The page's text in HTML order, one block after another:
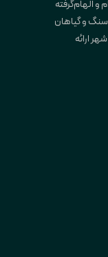
الهام‌گرفته
و گیاهان
ارائه